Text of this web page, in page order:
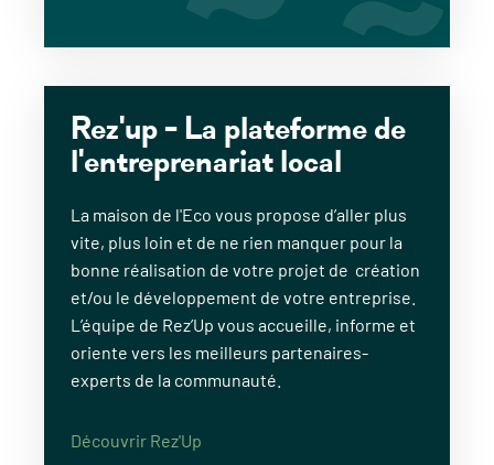
Rez'up - La plateforme de
l'entreprenariat local
La maison de l'Eco vous propose d’aller plus
vite, plus loin et de ne rien manquer pour la
bonne réalisation de votre projet de création
et/ou le développement de votre entreprise.
L’équipe de Rez’Up vous accueille, informe et
oriente vers les meilleurs partenaires-
experts de la communauté.
Découvrir Rez'Up